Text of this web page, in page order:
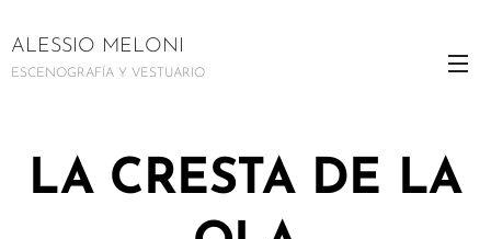
ALESSIO MELONI
ESCENOGRAFÍA Y VESTUARIO
LA CRESTA DE LA